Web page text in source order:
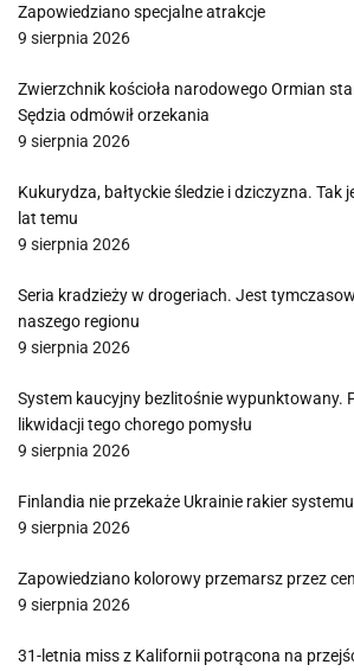
Zapowiedziano specjalne atrakcje
9 sierpnia 2026
Zwierzchnik kościoła narodowego Ormian
Sędzia odmówił orzekania
9 sierpnia 2026
Kukurydza, bałtyckie śledzie i dziczyzna. Tak
lat temu
9 sierpnia 2026
Seria kradzieży w drogeriach. Jest
naszego regionu
9 sierpnia 2026
System kaucyjny bezlitośnie wypunktowany.
likwidacji tego chorego pomysłu
9 sierpnia 2026
Finlandia nie przekaże Ukrainie rakier
9 sierpnia 2026
Zapowiedziano kolorowy przemarsz przez
9 sierpnia 2026
31-letnia miss z Kalifornii potrącona na